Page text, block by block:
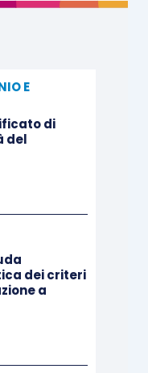
in una
legittimità
e poi
di un
si è
una simile
al
di denaro (resa
dichiarata
E
di
del
dei criteri
a